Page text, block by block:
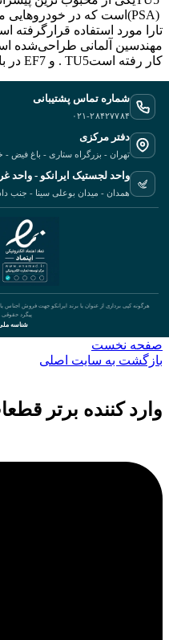
‬کار‭ ‬رفته‭ ‬است‭.‬ TU5 و EF7 در بازار […]
شماره تماس پشتیبانی
۰۲۱-۲۸۴۲۷۷۸۴
دفتر مرکزی
تهران - بزرگراه ستاری - باغ فیض -
واحد لجستیک ایرانکو - واحد
همدان - میدان بوعلی سینا - جنب
هرگونه کپی برداری از عنوان یا برند ایرانکو جهت فروش
پیگرد حقوقی
شناسه ملی ۱۴۶۹۱ سال
صفحه نخست
بازگشت به سایت اصلی
وارد کننده برتر